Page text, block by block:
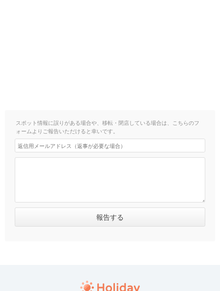
スポット情報に誤りがある場合や、移転・閉店している場合は、こちらのフ
ォームよりご報告いただけると幸いです。